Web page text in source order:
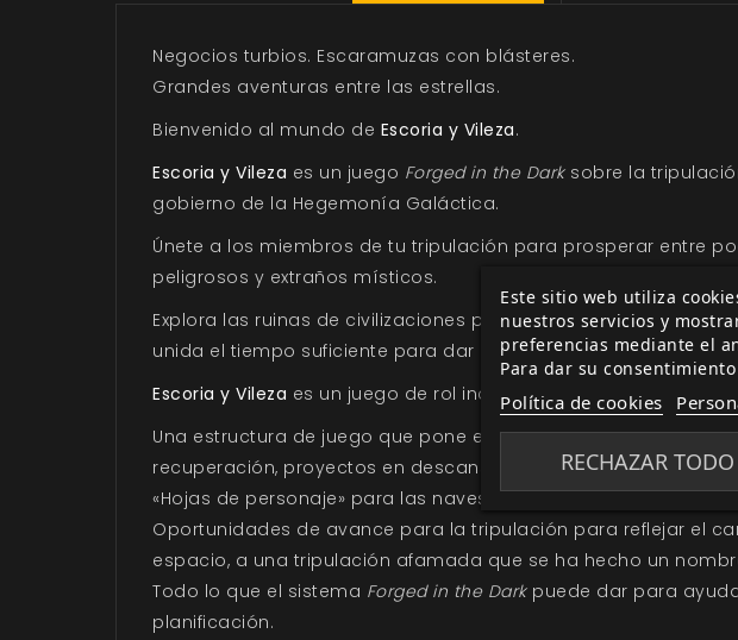
Negocios turbios. Escaramuzas con blásteres.
Grandes aventuras entre las estrellas.
Bienvenido al mundo de Escoria y Vileza.
Escoria y Vileza es un juego Forged in the Darksobre la
gobierno de la Hegemonía Galáctica.
Únete a los miembros de tu tripulación para prosperar entre
peligrosos y extraños místicos.
Explora las ruinas de civilizaciones perdidas solo por
unida el tiempo suficiente para dar el gran golpe y asegurar
Escoria y Vileza es un juego de rol independiente basado en el
Una estructura de juego que pone el foco en las tareas
recuperación, proyectos en descanso y mejoras.
«Hojas de personaje» para las naves que les permiten ganar
Oportunidades de avance para la tripulación para reflejar el
espacio, a una tripulación afamada que se ha hecho un
Todo lo que el sistema Forged in the Darkpuede dar para
planificación.
Este sitio web utiliza
nuestros servicios y
preferencias mediante el
Para dar su
Política de cookies
RECHAZAR TODO